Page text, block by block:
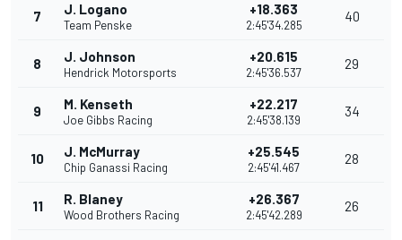
7 J. Logano
Team Penske
+18.363
2:45'34.285
40
8 J. Johnson
Hendrick Motorsports
+20.615
2:45'36.537
29
9 M. Kenseth
Joe Gibbs Racing
+22.217
2:45'38.139
34
10 J. McMurray
Chip Ganassi Racing
+25.545
2:45'41.467
28
11 R. Blaney
Wood Brothers Racing
+26.367
2:45'42.289
26